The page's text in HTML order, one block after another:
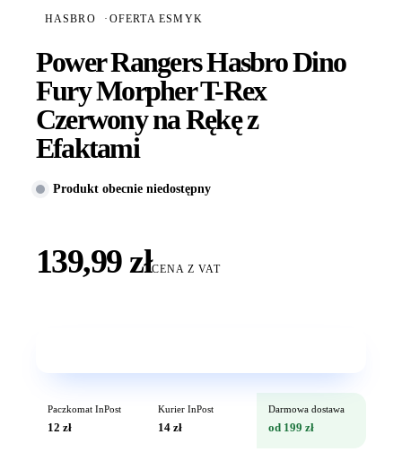
HASBRO · OFERTA ESMYK
Power Rangers Hasbro Dino
Fury Morpher T-Rex
Czerwony na Rękę z
Efaktami
Produkt obecnie niedostępny
139,99 złCENA Z VAT
Paczkomat InPost
12 zł
Kurier InPost
14 zł
Darmowa dostawa
od 199 zł